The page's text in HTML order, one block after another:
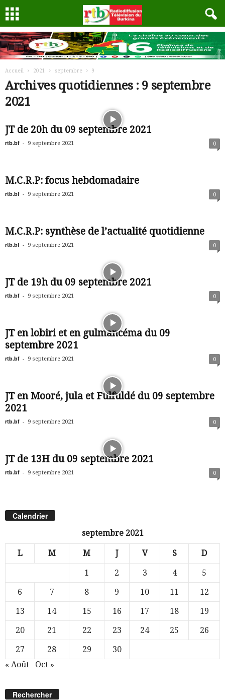
Accueil 2021 septembre 9
Archives quotidiennes : 9 septembre
2021
JT de 20h du 09 septembre 2021
rtb.bf - 9 septembre 2021 0
M.C.R.P: focus hebdomadaire
rtb.bf - 9 septembre 2021 0
M.C.R.P: synthèse de l’actualité quotidienne
rtb.bf - 9 septembre 2021 0
JT de 19h du 09 septembre 2021
rtb.bf - 9 septembre 2021 0
JT en lobiri et en gulmancéma du 09
septembre 2021
rtb.bf - 9 septembre 2021 0
JT en Mooré, jula et Fulfuldé du 09 septembre
2021
rtb.bf - 9 septembre 2021 0
JT de 13H du 09 septembre 2021
rtb.bf - 9 septembre 2021 0
Calendrier
septembre 2021
L M M J V S D
1 2 3 4
5
6
7 8 9 10 11
12
13
14 15 16 17 18
19
20
21 22 23 24 25
26
27
28 29
30
« Août
Oct »
Rechercher